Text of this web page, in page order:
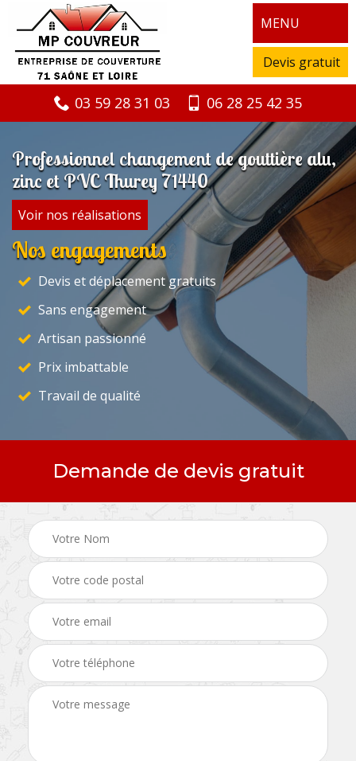
MENU
Devis gratuit
03 59 28 31 03 06 28 25 42 35
Professionnel changement de gouttière alu,
zinc et PVC Thurey 71440
Voir nos réalisations
Nos engagements
Devis et déplacement gratuits
Sans engagement
Artisan passionné
Prix imbattable
Travail de qualité
Demande de devis gratuit